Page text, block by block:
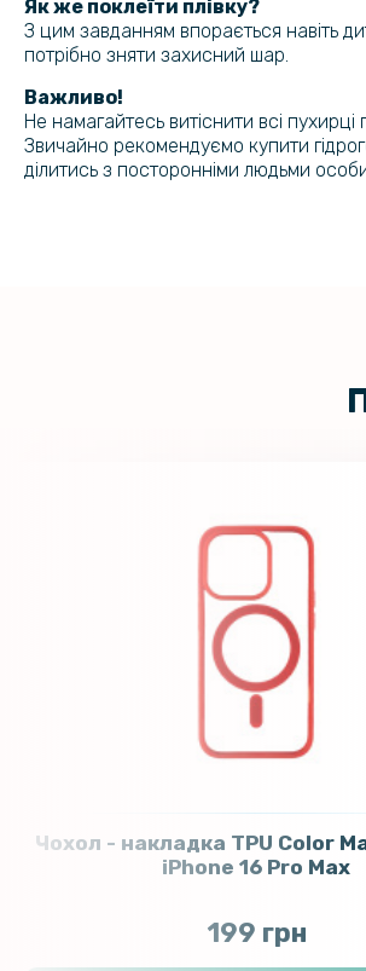
Як же поклеїти плівку?
З цим завданням впорається навіть
потрібно зняти захисний шар.
Важливо!
Не намагайтесь витіснити всі
Звичайно рекомендуємо купити
ділитись з посторонніми людьми
Чохол - накладка TPU Color
iPhone 16 Pro Max
199 грн